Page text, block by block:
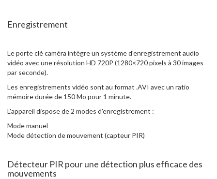
Enregistrement
Le porte clé caméra intègre un système d'enregistrement audio
vidéo avec une résolution HD 720P (1280×720 pixels à 30 images
par seconde).
Les enregistrements vidéo sont au format .AVI avec un ratio
mémoire durée de 150 Mo pour 1 minute.
L'appareil dispose de 2 modes d'enregistrement :
Mode manuel
Mode détection de mouvement (capteur PIR)
Détecteur PIR pour une détection plus efficace des
mouvements